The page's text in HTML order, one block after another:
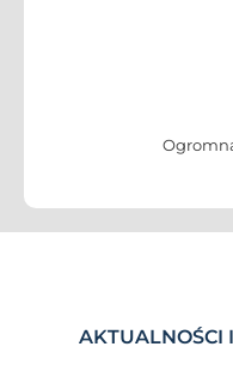
AKTUALNOŚCI